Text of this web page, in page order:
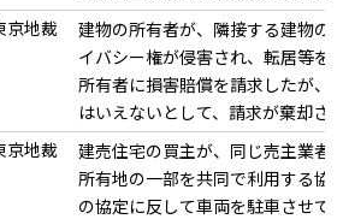
京地裁
建物の所有者が、隣接する建物の
イバシー権が侵害され、転居等を
所有者に損害賠償を請求したが、
はいえないとして、請求が棄却さ
京地裁
建売住宅の買主が、同じ売主業者
所有地の一部を共同で利用する協
の協定に反して車両を駐車させて